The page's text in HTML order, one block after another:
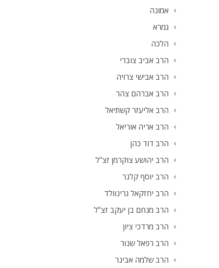
אמונה
גמרא
הלכה
הרב אביב צוברי
הרב אבישי צרויה
הרב אברהם צהר
הרב אליעזר קשתיאל
הרב אריה אוריאל
הרב דוד כהן
הרב יהושע צוקרמן זצ"ל
הרב יוסף קלנר
הרב יחזקאל גרינוולד
הרב מנחם בן יעקב זצ"ל
הרב מרדכי ציון
הרב רפאל שנור
הרב שלמה אבינר